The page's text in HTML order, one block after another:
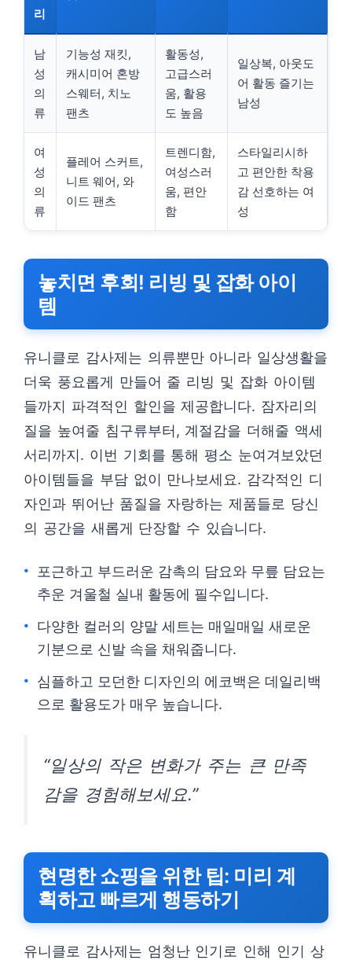
리
남
성
의
류
기능성 재킷,
캐시미어 혼방
스웨터, 치노
팬츠
활동성,
고급스러
움, 활용
도 높음
일상복, 아웃도
어 활동 즐기는
남성
여
성
의
류
플레어 스커트,
니트 웨어, 와
이드 팬츠
트렌디함,
여성스러
움, 편안
함
스타일리시하
고 편안한 착용
감 선호하는 여
성
놓치면 후회! 리빙 및 잡화 아이
템
유니클로 감사제는 의류뿐만 아니라 일상생활을
더욱 풍요롭게 만들어 줄 리빙 및 잡화 아이템
들까지 파격적인 할인을 제공합니다. 잠자리의
질을 높여줄 침구류부터, 계절감을 더해줄 액세
서리까지. 이번 기회를 통해 평소 눈여겨보았던
아이템들을 부담 없이 만나보세요. 감각적인 디
자인과 뛰어난 품질을 자랑하는 제품들로 당신
의 공간을 새롭게 단장할 수 있습니다.
포근하고 부드러운 감촉의 담요와 무릎 담요는
추운 겨울철 실내 활동에 필수입니다.
다양한 컬러의 양말 세트는 매일매일 새로운
기분으로 신발 속을 채워줍니다.
심플하고 모던한 디자인의 에코백은 데일리백
으로 활용도가 매우 높습니다.
“일상의 작은 변화가 주는 큰 만족
감을 경험해보세요.”
현명한 쇼핑을 위한 팁: 미리 계
획하고 빠르게 행동하기
유니클로 감사제는 엄청난 인기로 인해 인기 상